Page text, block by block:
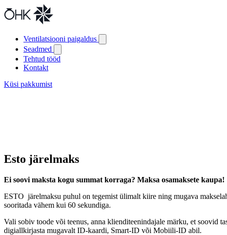
Ventilatsiooni paigaldus
Seadmed
Tehtud tööd
Kontakt
Küsi pakkumist
Esto järelmaks
Ei soovi maksta kogu summat korraga? Maksa osamaksete kaupa!
ESTO järelmaksu puhul on tegemist ülimalt kiire ning mugava
sooritada vähem kui 60 sekundiga.
Vali sobiv toode või teenus, anna klienditeenindajale märku, et soovid
digiallkirjasta mugavalt ID-kaardi, Smart-ID või Mobiili-ID abil.